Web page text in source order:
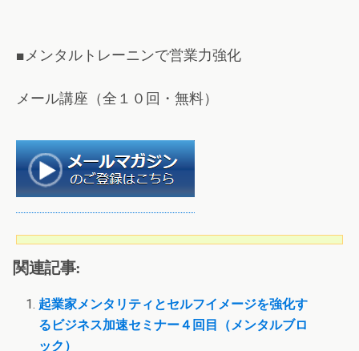
■メンタルトレーニンで営業力強化
メール講座（全１０回・無料）
関連記事:
起業家メンタリティとセルフイメージを強化す
るビジネス加速セミナー４回目（メンタルブロ
ック）